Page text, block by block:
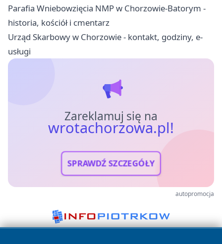
Parafia Wniebowzięcia NMP w Chorzowie-Batorym -
historia, kościół i cmentarz
Urząd Skarbowy w Chorzowie - kontakt, godziny, e-
usługi
Zareklamuj się na
wrotachorzowa.pl!
SPRAWDŹ SZCZEGÓŁY
autopromocja